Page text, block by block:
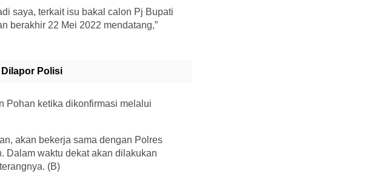
saya, terkait isu bakal calon Pj Bupati
berakhir 22 Mei 2022 mendatang,”
Polisi
Pohan ketika dikonfirmasi melalui
akan bekerja sama dengan Polres
Dalam waktu dekat akan dilakukan
(B)